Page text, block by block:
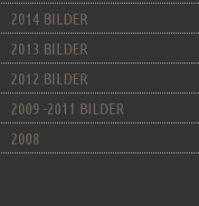
2014 BILDER
2013 BILDER
2012 BILDER
2009 -2011 BILDER
2008